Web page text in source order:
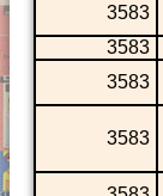
3583
3583
3583
3583